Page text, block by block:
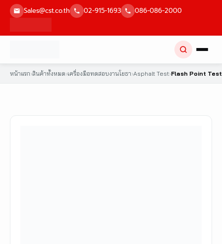
Skip
Sales@cst.co.th 02-915-1693 086-086-2000
หน้าแรก›สินค้าทั้งหมด›เครื่องมือทดสอบงานโยธา›Asphalt Test›Flash Point Test